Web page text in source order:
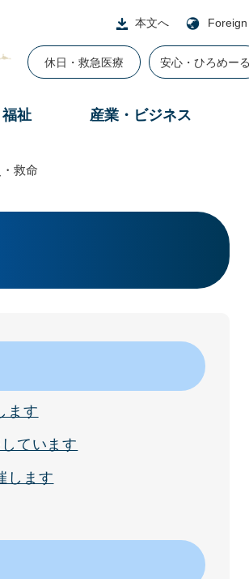
本文へ
休日・救急医療 安心・ひろめーる
祉 産業・ビジネス
救命
ます
ています
します